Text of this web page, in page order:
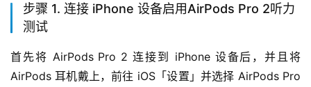
步骤 1. 连接 iPhone 设备启用AirPods Pro 2听力
测试
首先将 AirPods Pro 2 连接到 iPhone 设备后，并且将
AirPods 耳机戴上，前往 iOS「设置」并选择 AirPods Pro